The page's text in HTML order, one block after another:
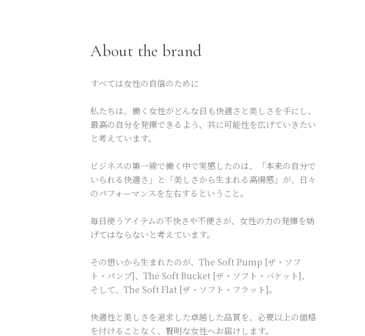
About the brand
すべては女性の自信のために
私たちは、働く女性がどんな日も快適さと美しさを手にし、
最高の自分を発揮できるよう、共に可能性を広げていきたい
と考えています。
ビジネスの第一線で働く中で実感したのは、「本来の自分で
いられる快適さ」と「美しさから生まれる高揚感」が、日々
のパフォーマンスを左右するということ。
毎日使うアイテムの不快さや不便さが、女性の力の発揮を妨
げてはならないと考えています。
その想いから生まれたのが、The Soft Pump [ザ・ソフ
ト・パンプ]、The Soft Bucket [ザ・ソフト・バケット]、
そして、The Soft Flat [ザ・ソフト・フラット]。
快適性と美しさを追求した卓越した品質を、必要以上の価格
を付けることなく、賢明な女性へお届けします。